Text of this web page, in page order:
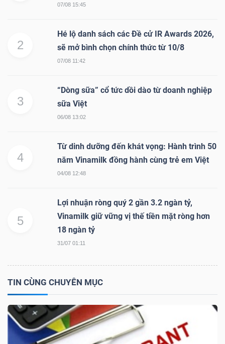
07/08 15:45
2
Hé lộ danh sách các Đề cử IR Awards 2026,
sẽ mở bình chọn chính thức từ 10/8
07/08 11:42
3
“Dòng sữa” cổ tức dồi dào từ doanh nghiệp
sữa Việt
06/08 13:02
4
Từ dinh dưỡng đến khát vọng: Hành trình 50
năm Vinamilk đồng hành cùng trẻ em Việt
04/08 12:48
5
Lợi nhuận ròng quý 2 gần 3.2 ngàn tỷ,
Vinamilk giữ vững vị thế tiền mặt ròng hơn
18 ngàn tỷ
31/07 01:11
TIN CÙNG CHUYÊN MỤC
PHIẾU
CÔNG
CỤ